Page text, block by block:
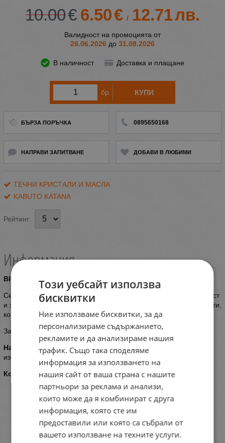
10.00€ 6.50€ / 12.71лв.
Валидност на промоцията от
26.06.2026 до 31.08.2026
В наличност Доставка и плащане
бр КУПИ
БЪРЗА ПОРЪЧКА 0895650168
НАПРАВИ ЗАПИТВАНЕ ДОБАВИ В ЛЮБИМИ
ТЕЧНИ КРИСТАЛИ И МАСЛА
KABUTO KATANA
Рейтинг:
Информация
BIONIC Серум за коса с протеин 100мл.
Серумът е подходящ за оформяне на косата, придава гъвкавост
и здрав вид на косъма, благодарение на протеиновите екстракти,
които съдържа.
За всички типове коса.
Начин на употреба: Нанася се на чиста, влажна коса. Без
изплакване.
Количество: 100мл.
Този уебсайт използва
бисквитки
Ние използваме бисквитки, за да
персонализираме съдържанието,
рекламите и да анализираме нашия
трафик. Също така споделяме
информация за използването на
нашия сайт от ваша страна с нашите
партньори за реклама и анализи,
които може да я комбинират с друга
информация, която сте им
предоставили или която са събрали от
вашето използване на техните услуги.